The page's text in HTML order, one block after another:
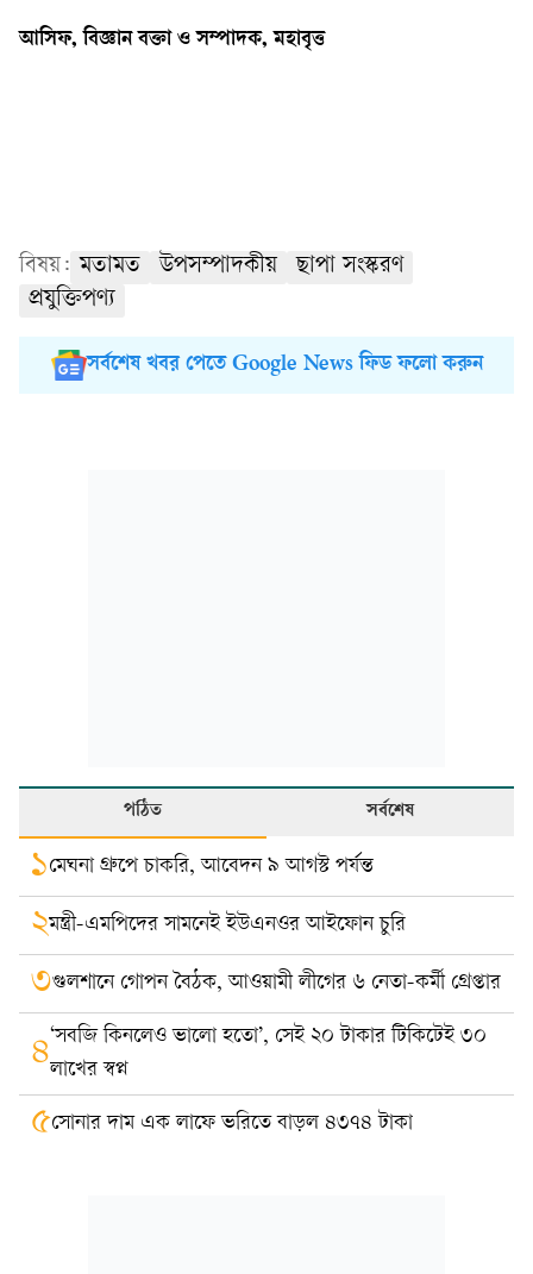
আসিফ, বিজ্ঞান বক্তা ও সম্পাদক, মহাবৃত্ত
বিষয়: মতামত উপসম্পাদকীয়
ছাপা সংস্করণ
প্রযুক্তিপণ্য
সর্বশেষ খবর পেতে Google News ফিড ফলো করুন
পঠিত সর্বশেষ
১মেঘনা গ্রুপে চাকরি, আবেদন ৯ আগস্ট পর্যন্ত
২মন্ত্রী-এমপিদের সামনেই ইউএনওর আইফোন চুরি
৩গুলশানে গোপন বৈঠক, আওয়ামী লীগের ৬ নেতা-কর্মী গ্রেপ্তার
৪‘সবজি কিনলেও ভালো হতো’, সেই ২০ টাকার টিকিটেই ৩০
লাখের স্বপ্ন
৫সোনার দাম এক লাফে ভরিতে বাড়ল ৪৩৭৪ টাকা